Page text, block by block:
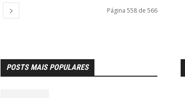
Página 558 de 566
POSTS MAIS POPULARES